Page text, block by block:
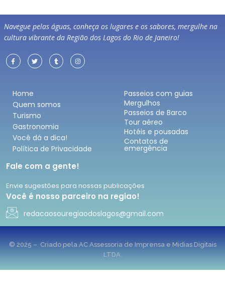
Navegue pelas águas, conheça os lugares e os sabores, mergulhe na
cultura vibrante da Região dos Lagos do Rio de Janeiro!
Home
Quem somos
Turismo
Gastronomia
Você dá a dica!
Política de Privacidade
Passeios com guias
Mergulhos
Passeios de Barco
Tour aéreo
Hotéis e pousadas
Contatos de
emergência
Fale com a gente!
Envie sugestões para nossas publicações
Você é nosso parceiro na regiao!
redacaosouregiaodoslagos@gmail.com
© 2025 – Criado pela AC Assessoria de Imprensa e Midias Digitais
LTDA.